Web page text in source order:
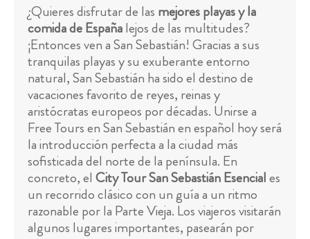
¿Quieres disfrutar de las mejores playas y la
comida de Españalejos de las multitudes?
¡Entonces ven a San Sebastián! Gracias a sus
tranquilas playas y su exuberante entorno
natural, San Sebastián ha sido el destino de
vacaciones favorito de reyes, reinas y
aristócratas europeos por décadas. Unirse a
Free Tours en San Sebastián en español hoy será
la introducción perfecta a la ciudad más
sofisticada del norte de la península. En
concreto, el City Tour San Sebastián Esenciales
un recorrido clásico con un guía a un ritmo
razonable por la Parte Vieja. Los viajeros visitarán
algunos lugares importantes, pasearán por